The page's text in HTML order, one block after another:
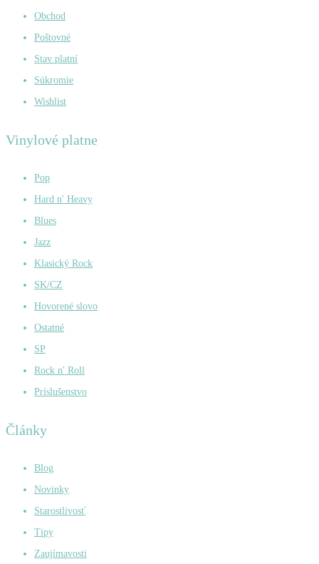
Obchod
Poštovné
Stav platní
Súkromie
Wishlist
Vinylové platne
Pop
Hard n' Heavy
Blues
Jazz
Klasický Rock
SK/CZ
Hovorené slovo
Ostatné
SP
Rock n' Roll
Príslušenstvo
Články
Blog
Novinky
Starostlivosť
Tipy
Zaujímavosti